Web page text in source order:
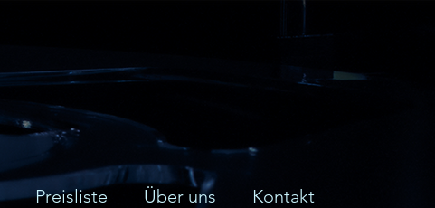
Preisliste Über uns Kontakt